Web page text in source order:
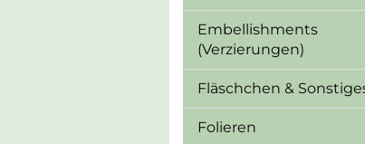
Embellishments
(Verzierungen)
Fläschchen &
Folieren